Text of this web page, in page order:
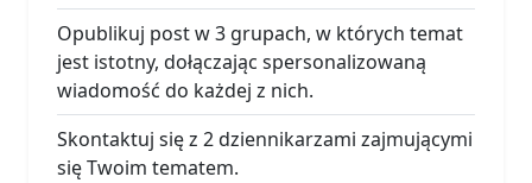
Opublikuj post w 3 grupach, w których temat
jest istotny, dołączając spersonalizowaną
wiadomość do każdej z nich.
Skontaktuj się z 2 dziennikarzami zajmującymi
się Twoim tematem.